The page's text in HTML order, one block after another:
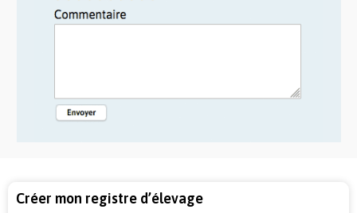
Créer mon registre d’élevage